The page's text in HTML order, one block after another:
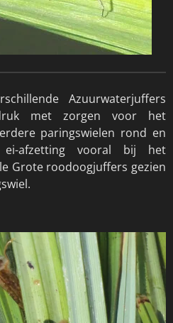
Azuurwaterjuffers
met zorgen voor het
paringswielen rond en
afzetting vooral bij het
Grote roodoogjuffers gezien